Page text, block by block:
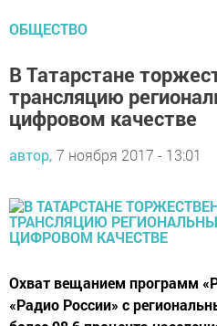
ОБЩЕСТВО
В Татарстане
трансляцию
цифровом качестве
автор, 7 ноября 2017 - 13:01
Охват вещанием программ
«Радио России» с